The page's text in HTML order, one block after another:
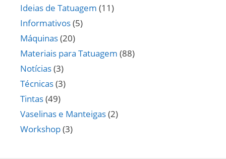
Ideias de Tatuagem (11)
Informativos(5)
Máquinas(20)
Materiais para Tatuagem (88)
Notícias(3)
Técnicas(3)
Tintas(49)
Vaselinas e Manteigas(2)
Workshop(3)